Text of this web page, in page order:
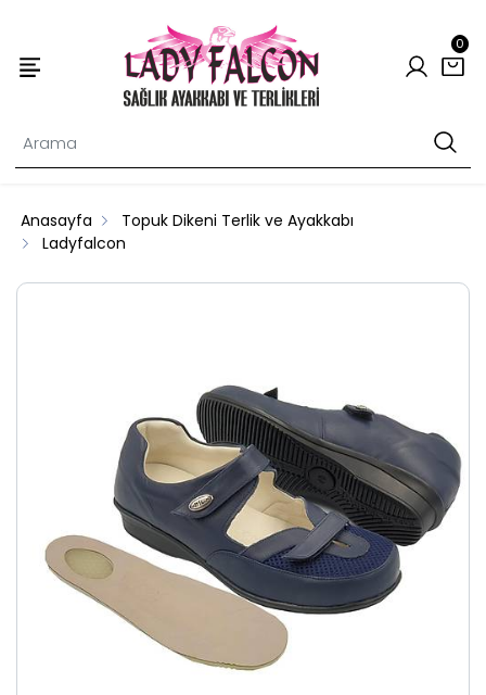
0
Anasayfa
Topuk Dikeni Terlik ve Ayakkabı
Ladyfalcon